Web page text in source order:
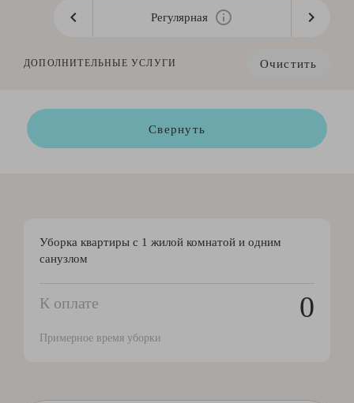
Регулярная
ДОПОЛНИТЕЛЬНЫЕ УСЛУГИ Очистить
Свернуть
Уборка квартиры с 1 жилой комнатой и одним
санузлом
К оплате 0
Примерное время уборки